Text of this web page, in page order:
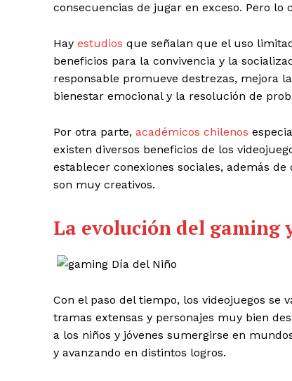
consecuencias de jugar en exceso. Pero
Hay estudios que señalan que el uso
beneficios para la convivencia y la
responsable promueve destrezas, mejora
bienestar emocional y la resolución de
Por otra parte, académicos chilenos
existen diversos beneficios de los
establecer conexiones sociales, además
son muy creativos.
La evolución del gaming
Con el paso del tiempo, los videojuegos se
tramas extensas y personajes muy bien
a los niños y jóvenes sumergirse en
y avanzando en distintos logros.